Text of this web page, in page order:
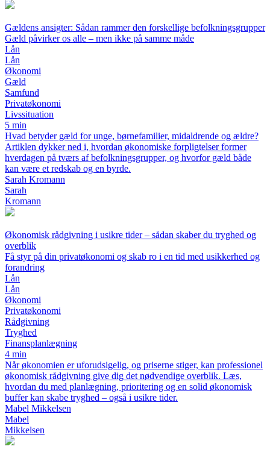
Gældens ansigter: Sådan rammer den forskellige befolkningsgrupper
Gæld påvirker os alle – men ikke på samme måde
Lån
Lån
Økonomi
Gæld
Samfund
Privatøkonomi
Livssituation
5 min
Hvad betyder gæld for unge, børnefamilier, midaldrende og ældre?
Artiklen dykker ned i, hvordan økonomiske forpligtelser former
hverdagen på tværs af befolkningsgrupper, og hvorfor gæld både
kan være et redskab og en byrde.
Sarah Kromann
Sarah
Kromann
Økonomisk rådgivning i usikre tider – sådan skaber du tryghed og
overblik
Få styr på din privatøkonomi og skab ro i en tid med usikkerhed og
forandring
Lån
Lån
Økonomi
Privatøkonomi
Rådgivning
Tryghed
Finansplanlægning
4 min
Når økonomien er uforudsigelig, og priserne stiger, kan professionel
økonomisk rådgivning give dig det nødvendige overblik. Læs,
hvordan du med planlægning, prioritering og en solid økonomisk
buffer kan skabe tryghed – også i usikre tider.
Mabel Mikkelsen
Mabel
Mikkelsen